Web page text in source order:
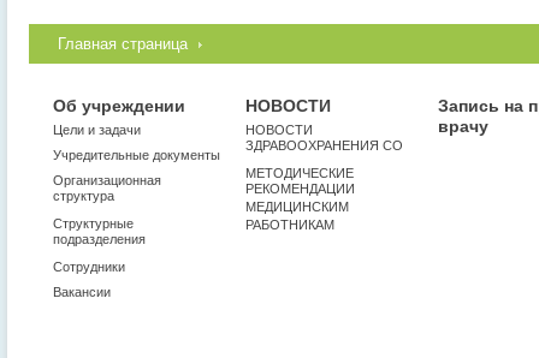
Главная страница
Об учреждении
Цели и задачи
Учредительные документы
Организационная
структура
Структурные
подразделения
Сотрудники
Вакансии
НОВОСТИ
НОВОСТИ
ЗДРАВООХРАНЕНИЯ СО
МЕТОДИЧЕСКИЕ
РЕКОМЕНДАЦИИ
МЕДИЦИНСКИМ
РАБОТНИКАМ
Запись на
врачу